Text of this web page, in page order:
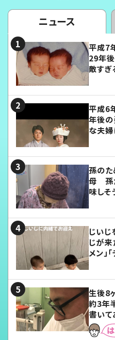
ニュース
平成7
29年後
敵すぎ
平成6
年後の
な夫婦
孫のた
母 孫
味しそ
じい
じが来
メン」
生後8
約3年
書いて